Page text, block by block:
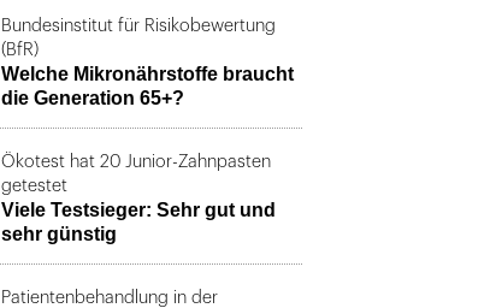
Bundesinstitut für Risikobewertung
(BfR)
Welche Mikronährstoffe braucht
die Generation 65+?
Ökotest hat 20 Junior-Zahnpasten
getestet
Viele Testsieger: Sehr gut und
sehr günstig
Patientenbehandlung in der